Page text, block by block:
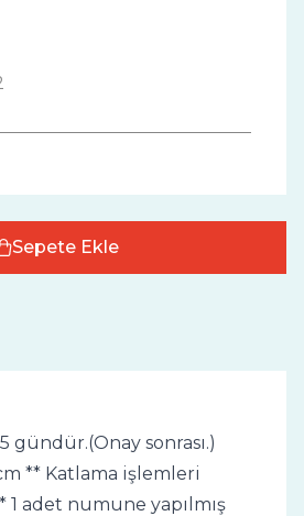
Sepete Ekle
gündür.(Onay sonrası.)
** Katlama işlemleri
adet numune yapılmış